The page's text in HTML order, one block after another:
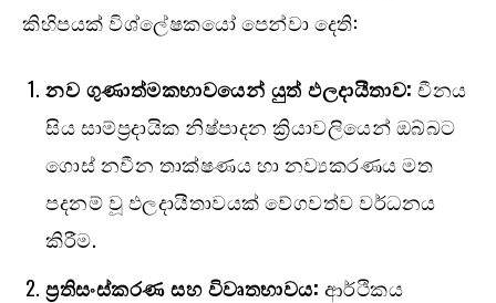
කිහිපයක් විශ්ලේෂකයෝ පෙන්වා දෙති:
නව ගුණාත්මකභාවයෙන් යුත් ඵලදායීතාව: චීනය
සිය සාම්ප්‍රදායික නිෂ්පාදන ක්‍රියාවලියෙන් ඔබ්බට
ගොස් නවීන තාක්ෂණය හා නව්‍යකරණය මත
පදනම් වූ ඵලදායීතාවයක් වේගවත්ව වර්ධනය
කිරීම.
ප්‍රතිසංස්කරණ සහ විවෘතභාවය: ආර්ථිකය